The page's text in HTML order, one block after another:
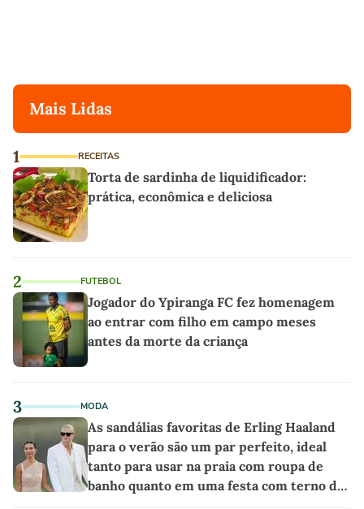
Mais Lidas
1 RECEITAS
Torta de sardinha de liquidificador:
prática, econômica e deliciosa
2 FUTEBOL
Jogador do Ypiranga FC fez homenagem
ao entrar com filho em campo meses
antes da morte da criança
3 MODA
As sandálias favoritas de Erling Haaland
para o verão são um par perfeito, ideal
tanto para usar na praia com roupa de
banho quanto em uma festa com terno de